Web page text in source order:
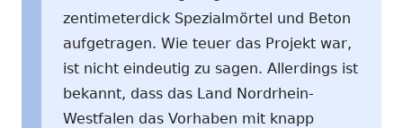
zentimeterdick Spezialmörtel und Beton
aufgetragen. Wie teuer das Projekt war,
ist nicht eindeutig zu sagen. Allerdings ist
bekannt, dass das Land Nordrhein-
Westfalen das Vorhaben mit knapp